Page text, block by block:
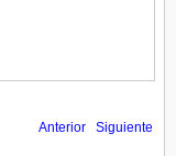
Anterior Siguiente